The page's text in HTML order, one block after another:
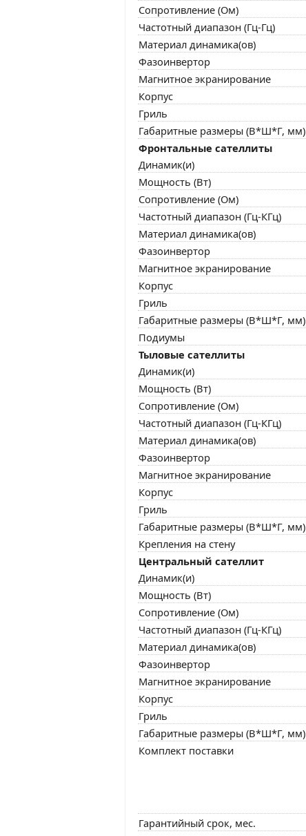
Сопротивление (Ом)
Частотный диапазон (Гц-Гц)
Материал динамика(ов)
Фазоинвертор
Магнитное экранирование
Корпус
Гриль
Габаритные размеры (В*Ш*Г, мм)
Фронтальные сателлиты
Динамик(и)
Мощность (Вт)
Сопротивление (Ом)
Частотный диапазон (Гц-КГц)
Материал динамика(ов)
Фазоинвертор
Магнитное экранирование
Корпус
Гриль
Габаритные размеры (В*Ш*Г, мм)
Подиумы
Тыловые сателлиты
Динамик(и)
Мощность (Вт)
Сопротивление (Ом)
Частотный диапазон (Гц-КГц)
Материал динамика(ов)
Фазоинвертор
Магнитное экранирование
Корпус
Гриль
Габаритные размеры (В*Ш*Г, мм)
Крепления на стену
Центральный сателлит
Динамик(и)
Мощность (Вт)
Сопротивление (Ом)
Частотный диапазон (Гц-КГц)
Материал динамика(ов)
Фазоинвертор
Магнитное экранирование
Корпус
Гриль
Габаритные размеры (В*Ш*Г, мм)
Комплект поставки
Гарантийный срок, мес.